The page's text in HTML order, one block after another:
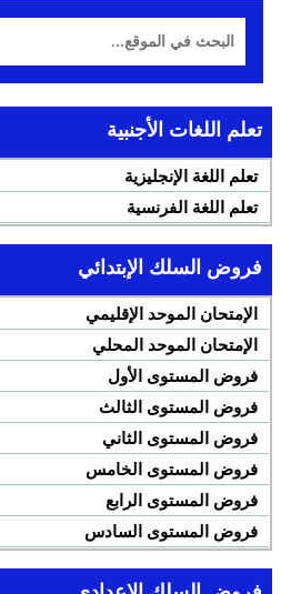
تعلم اللغات الأجنبية
تعلم اللغة الإنجليزية
تعلم اللغة الفرنسية
فروض السلك الإبتدائي
الإمتحان الموحد الإقليمي
الإمتحان الموحد المحلي
فروض المستوى الأول
فروض المستوى الثالث
فروض المستوى الثاني
فروض المستوى الخامس
فروض المستوى الرابع
فروض المستوى السادس